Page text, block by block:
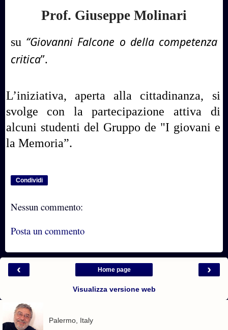
Prof. Giuseppe Molinari
su “Giovanni Falcone o della competenza
critica”.
L’iniziativa, aperta alla cittadinanza, si
svolge con la partecipazione attiva di
alcuni studenti del Gruppo de "I giovani e
la Memoria”.
Condividi
Nessun commento:
Posta un commento
‹ ›
Home page
Visualizza versione web
Palermo, Italy